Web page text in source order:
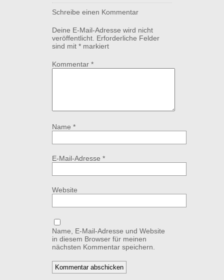
Schreibe einen Kommentar
Deine E-Mail-Adresse wird nicht
veröffentlicht. Erforderliche Felder
sind mit * markiert
Kommentar *
Name *
E-Mail-Adresse *
Website
Name, E-Mail-Adresse und Website
in diesem Browser für meinen
nächsten Kommentar speichern.